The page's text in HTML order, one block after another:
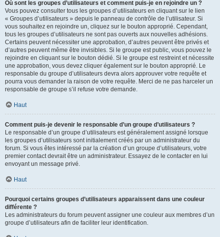
Où sont les groupes d’utilisateurs et comment puis-je en rejoindre un ?
Vous pouvez consulter tous les groupes d’utilisateurs en cliquant sur le lien
« Groupes d’utilisateurs » depuis le panneau de contrôle de l’utilisateur. Si
vous souhaitez en rejoindre un, cliquez sur le bouton approprié. Cependant,
tous les groupes d’utilisateurs ne sont pas ouverts aux nouvelles adhésions.
Certains peuvent nécessiter une approbation, d’autres peuvent être privés et
d’autres peuvent même être invisibles. Si le groupe est public, vous pouvez le
rejoindre en cliquant sur le bouton dédié. Si le groupe est restreint et nécessite
une approbation, vous devez cliquer également sur le bouton approprié. Le
responsable du groupe d’utilisateurs devra alors approuver votre requête et
pourra vous demander la raison de votre requête. Merci de ne pas harceler un
responsable de groupe s’il refuse votre demande.
Haut
Comment puis-je devenir le responsable d’un groupe d’utilisateurs ?
Le responsable d’un groupe d’utilisateurs est généralement assigné lorsque
les groupes d’utilisateurs sont initialement créés par un administrateur du
forum. Si vous êtes intéressé par la création d’un groupe d’utilisateurs, votre
premier contact devrait être un administrateur. Essayez de le contacter en lui
envoyant un message privé.
Haut
Pourquoi certains groupes d’utilisateurs apparaissent dans une couleur
différente ?
Les administrateurs du forum peuvent assigner une couleur aux membres d’un
groupe d’utilisateurs afin de faciliter leur identification.